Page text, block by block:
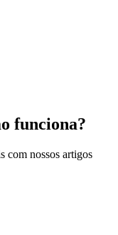
funciona?
com nossos artigos